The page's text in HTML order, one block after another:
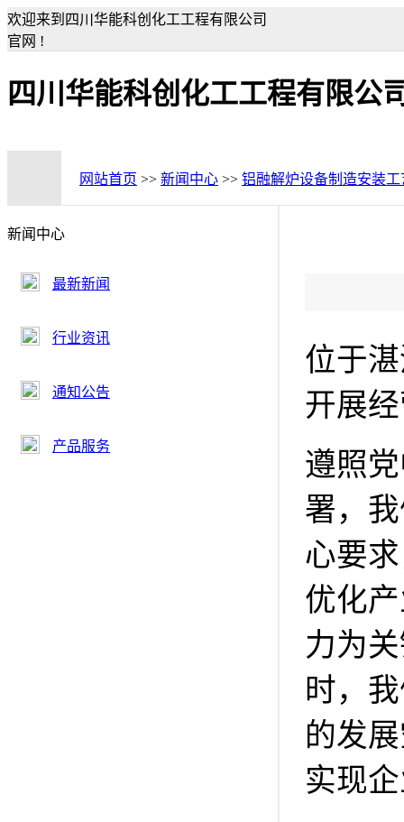
欢迎来到四川华能科创化工工程有限公司
官网 !
四川华能科创化工工程有限公
网站首页 >> 新闻中心 >> 铝融解炉设备制造安装
新闻中心
最新新闻
行业资讯
通知公告
产品服务
位于
开展
遵照
署，
心要
优化
力为
时，
的发
实现